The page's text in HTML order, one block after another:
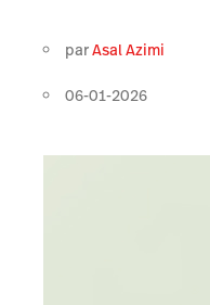
parAsal Azimi
06-01-2026